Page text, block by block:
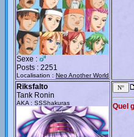
Sexe :
Posts : 2251
Localisation : Neo Another World
Riksfalto
Tank Ronin
AKA : SSShakuras Quel